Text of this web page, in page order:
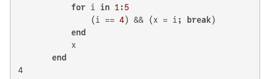
for i in 1 :5
               (i ==
4) && (x = i; break)
end
           x
end
4